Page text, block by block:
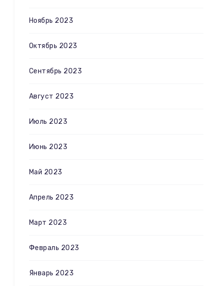
Ноябрь 2023
Октябрь 2023
Сентябрь 2023
Август 2023
Июль 2023
Июнь 2023
Май 2023
Апрель 2023
Март 2023
Февраль 2023
Январь 2023